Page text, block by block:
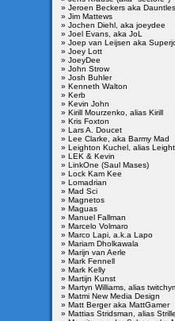
» Jeroen Beckers aka
» Jim Mattews
» Jochen Diehl, aka joeydee
» Joel Evans, aka JoL
» Joep van Leijsen aka
» Joey Lott
» JoeyDee
» John Strow
» Josh Buhler
» Kenneth Walton
» Kerb
» Kevin John
» Kirill Mourzenko, alias Kirill
» Kris Foxton
» Lars A. Doucet
» Lee Clarke, aka Barmy Mad
» Leighton Kuchel, alias Leight
» LEK & Kevin
» LinkOne (Saul Mases)
» Lock Kam Kee
» Lomadrian
» Mad Sci
» Magnetos
» Maguas
» Manuel Fallman
» Marcelo Volmaro
» Marco Lapi, a.k.a Lapo
» Mariam Dholkawala
» Marijn van Aerle
» Mark Fennell
» Mark Kelly
» Martijn Kunst
» Martyn Williams, alias
» Matmi New Media Design
» Matt Berger aka MattGamer
» Mattias Stridsman, alias Strille